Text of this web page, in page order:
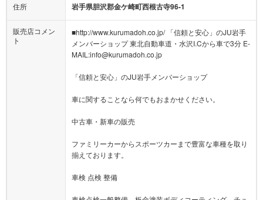
住所 岩手県胆沢郡金ケ崎町西根古寺96-1
販売店コメン
ト
■http://www.kurumadoh.co.jp/ 「信頼と安心」のJU岩手
メンバーショップ 東北自動車道・水沢I.Cから車で3分 E-
MAIL:info@kurumadoh.co.jp
「信頼と安心」のJU岩手メンバーショップ
車に関することなら何でもおまかせください。
中古車・新車の販売
ファミリーカーからスポーツカーまで豊富な車種を取り
揃えております。
車検 点検 整備